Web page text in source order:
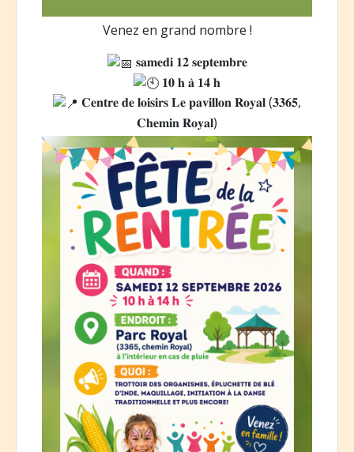
Venez en grand nombre !
𝐬𝐚𝐦𝐞𝐝𝐢 𝟏𝟐 𝐬𝐞𝐩𝐭𝐞𝐦𝐛𝐫𝐞
𝟏𝟎 𝐡 𝐚̀ 𝟏𝟒 𝐡
𝐂𝐞𝐧𝐭𝐫𝐞 𝐝𝐞 𝐥𝐨𝐢𝐬𝐢𝐫𝐬 𝐋𝐞 𝐩𝐚𝐯𝐢𝐥𝐥𝐨𝐧 𝐑𝐨𝐲𝐚𝐥 (𝟑𝟑𝟔𝟓,
𝐂𝐡𝐞𝐦𝐢𝐧 𝐑𝐨𝐲𝐚𝐥)